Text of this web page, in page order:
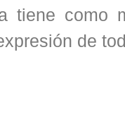
tiene como
de